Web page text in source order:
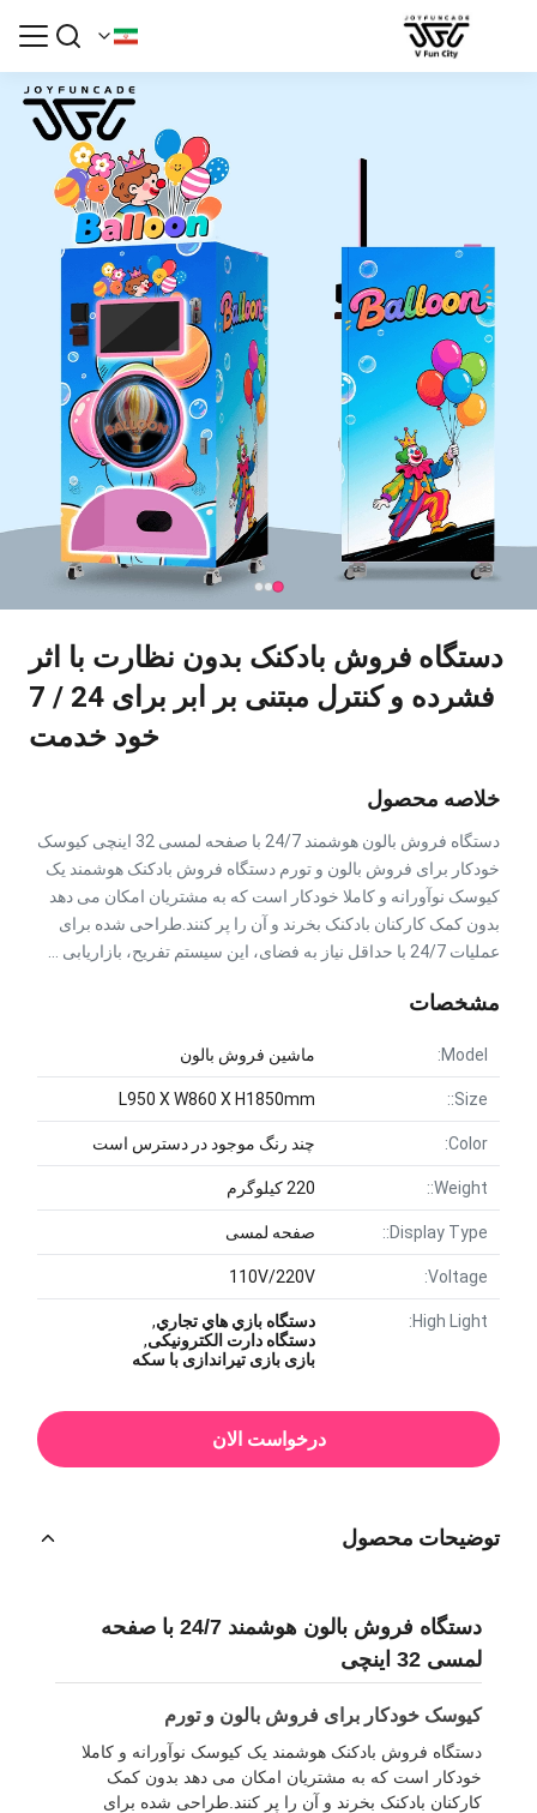
دستگاه فروش بادکنک بدون نظارت با اثر
فشرده و کنترل مبتنی بر ابر برای 24 / 7
خود خدمت
خلاصه محصول
دستگاه فروش بالون هوشمند 24/7 با صفحه لمسی 32 اینچی کیوسک
خودکار برای فروش بالون و تورم دستگاه فروش بادکنک هوشمند یک
کیوسک نوآورانه و کاملا خودکار است که به مشتریان امکان می دهد
بدون کمک کارکنان بادکنک بخرند و آن را پر کنند.طراحی شده برای
عملیات 24/7 با حداقل نیاز به فضای، این سیستم تفریح، بازاریابی ...
مشخصات
Model: ماشین فروش بالون
Size::
L950 X W860 X H1850mm
Color: چند رنگ موجود در دسترس است
Weight:: 220 کیلوگرم
Display Type:: صفحه لمسی
Voltage:
110V/220V
High Light: دستگاه بازي هاي تجاري,
دستگاه دارت الکترونیکی,
بازی بازی تیراندازی با سکه
درخواست الان
توضیحات محصول
دستگاه فروش بالون هوشمند 24/7 با صفحه
لمسی 32 اینچی
کیوسک خودکار برای فروش بالون و تورم
دستگاه فروش بادکنک هوشمند یک کیوسک نوآورانه و کاملا
خودکار است که به مشتریان امکان می دهد بدون کمک
کارکنان بادکنک بخرند و آن را پر کنند.طراحی شده برای